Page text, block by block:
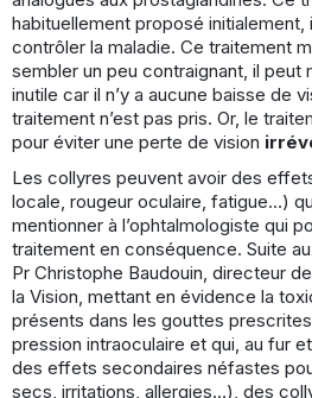
habituellement proposé initialement,
contrôler la maladie. Ce traitement
sembler un peu contraignant, il peut
inutile car il n’y a aucune baisse de
traitement n’est pas pris. Or, le
pour éviter une perte de vision
Les collyres peuvent avoir des
locale, rougeur oculaire, fatigue…)
mentionner à l’ophtalmologiste qui
traitement en conséquence. Suite
Pr Christophe Baudouin, directeur
la Vision, mettant en évidence la
présents dans les gouttes
pression intraoculaire et qui, au fur
des effets secondaires néfastes
secs, irritations, allergies…), des